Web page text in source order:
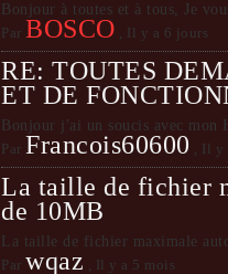
Bonjour à toutes et à tous, Je
Par BOSCO , Il y a 6 jours
RE: TOUTES
ET DE
Bonjour j'ai un soucis avec mon
Par Francois60600 , Il y
La taille de fichier
de 10MB
La taille de fichier maximale
Par wqaz , Il y a 5 mois